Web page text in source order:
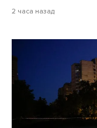
2 часа назад